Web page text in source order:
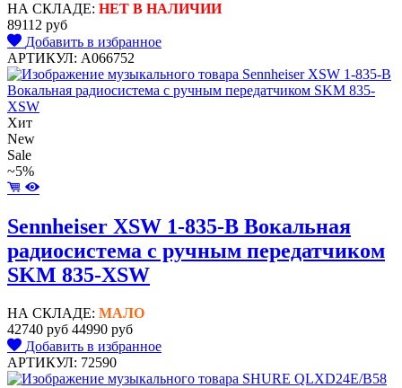
НА СКЛАДЕ: НЕТ В НАЛИЧИИ
89112 руб
Добавить в избранное
АРТИКУЛ: A066752
Хит
New
Sale
~5%
Sennheiser XSW 1-835-B Вокальная
радиосистема с ручным передатчиком
SKM 835-XSW
НА СКЛАДЕ: МАЛО
42740 руб 44990 руб
Добавить в избранное
АРТИКУЛ: 72590